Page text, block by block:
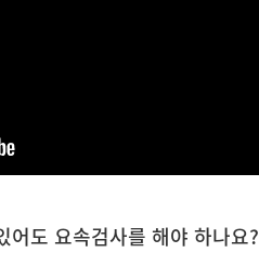
어도 요속검사를 해야 하나요?